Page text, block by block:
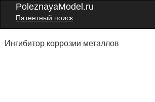
PoleznayaModel.ru
Патентный поиск
Ингибитор коррозии металлов